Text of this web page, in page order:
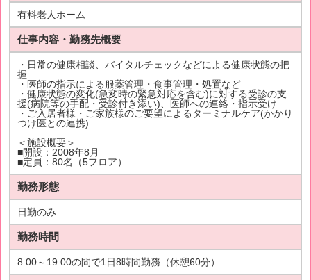
有料老人ホーム
仕事内容・勤務先概要
・日常の健康相談、バイタルチェックなどによる健康状態の把
握
・医師の指示による服薬管理・食事管理・処置など
・健康状態の変化(急変時の緊急対応を含む)に対する受診の支
援(病院等の手配・受診付き添い)、医師への連絡・指示受け
・ご入居者様・ご家族様のご要望によるターミナルケア(かかり
つけ医との連携)
＜施設概要＞
■開設：2008年8月
■定員：80名（5フロア）
勤務形態
日勤のみ
勤務時間
8:00～19:00の間で1日8時間勤務（休憩60分）